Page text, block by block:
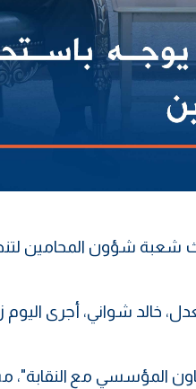
شعبة شؤون المحامين
خالد شواني، أجرى اليوم
المؤسسي مع